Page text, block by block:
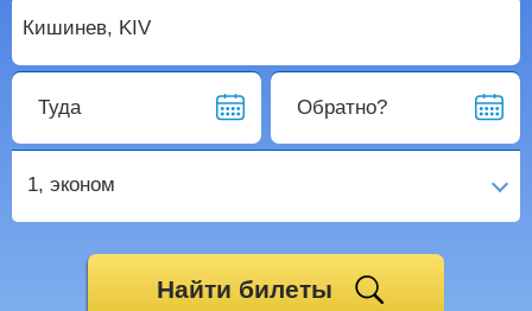
Туда Обратно?
1, эконом
Найти билеты